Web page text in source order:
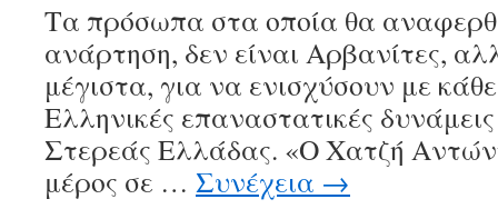
Τα πρόσωπα στα οποία θα
ανάρτηση, δεν είναι Αρβανίτες,
μέγιστα, για να ενισχύσουν με
Ελληνικές επαναστατικές
Στερεάς Ελλάδας. «Ο Χατζή
μέρος σε … Συνέχεια →